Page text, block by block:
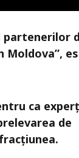
partenerilor
Moldova”,
ca
de